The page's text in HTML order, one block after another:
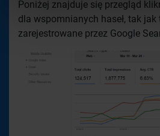
Poniżej znajduje się przegląd
dla wspomnianych haseł, tak jak
zarejestrowane przez Google